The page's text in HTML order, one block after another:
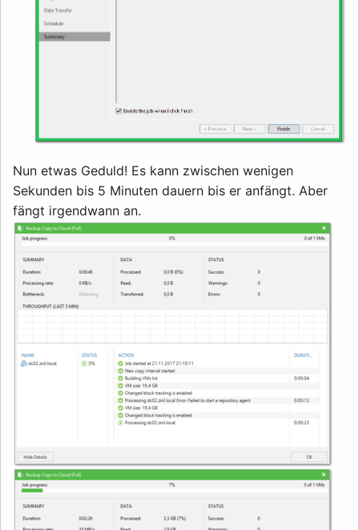
Nun etwas Geduld! Es kann zwischen wenigen
Sekunden bis 5 Minuten dauern bis er anfängt. Aber
fängt irgendwann an.